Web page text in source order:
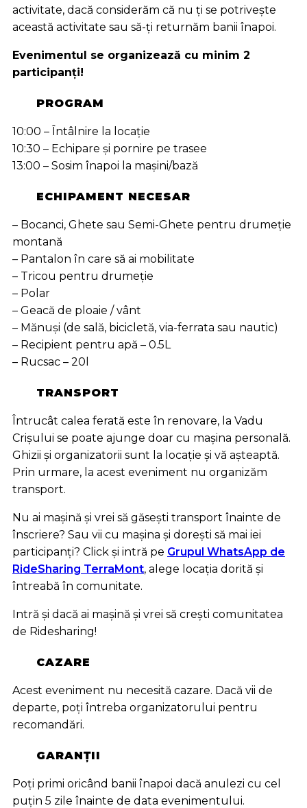
activitate, dacă considerăm că nu ți se potrivește
această activitate sau să-ți returnăm banii înapoi.
Evenimentul se organizează cu minim 2
participanți!
PROGRAM
10:00 – Întâlnire la locație
10:30 – Echipare și pornire pe trasee
13:00 – Sosim înapoi la mașini/bază
ECHIPAMENT NECESAR
– Bocanci, Ghete sau Semi-Ghete pentru drumeție
montană
– Pantalon în care să ai mobilitate
– Tricou pentru drumeție
– Polar
– Geacă de ploaie / vânt
– Mănuși (de sală, bicicletă, via-ferrata sau nautic)
– Recipient pentru apă – 0.5L
– Rucsac – 20l
TRANSPORT
Întrucât calea ferată este în renovare, la Vadu
Crișului se poate ajunge doar cu mașina personală.
Ghizii și organizatorii sunt la locație și vă așteaptă.
Prin urmare, la acest eveniment nu organizăm
transport.
Nu ai mașină și vrei să găsești transport înainte de
înscriere? Sau vii cu mașina și dorești să mai iei
participanți? Click și intră pe Grupul WhatsApp de
RideSharing TerraMont, alege locația dorită și
întreabă în comunitate.
Intră și dacă ai mașină și vrei să crești comunitatea
de Ridesharing!
CAZARE
Acest eveniment nu necesită cazare. Dacă vii de
departe, poți întreba organizatorului pentru
recomandări.
GARANȚII
Poți primi oricând banii înapoi dacă anulezi cu cel
puțin 5 zile înainte de data evenimentului.